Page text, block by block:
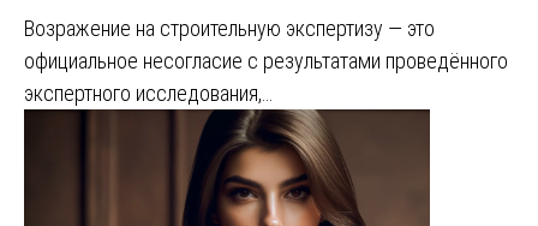
Возражение на строительную экспертизу — это
официальное несогласие с результатами проведённого
экспертного исследования,…